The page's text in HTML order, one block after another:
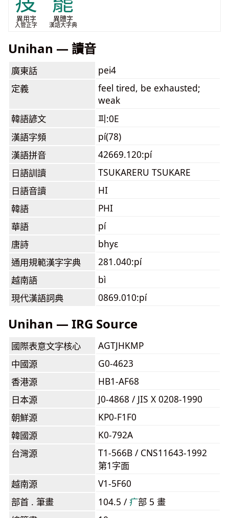
異用字
入管正字
異體字
漢語大字典
Unihan — 讀音
廣東話
pei4
定義
feel tired, be exhausted;
weak
韓語諺文
피:0E
漢語字頻
pí(78)
漢語拼音
42669.120:pí
日語訓讀
TSUKARERU TSUKARE
日語音讀
HI
韓語
PHI
華語
pí
唐詩
bhyɛ
通用規範漢字字典
281.040:pí
越南語
bì
現代漢語詞典
0869.010:pí
Unihan — IRG Source
國際表意文字核心
AGTJHKMP
中國源
G0-4623
香港源
HB1-AF68
日本源
J0-4868 / JIS X 0208-1990
朝鮮源
KP0-F1F0
韓國源
K0-792A
台灣源
T1-566B / CNS11643-1992
第1字面
越南源
V1-5F60
部首 . 筆畫
104.5 /⽧部 5 畫